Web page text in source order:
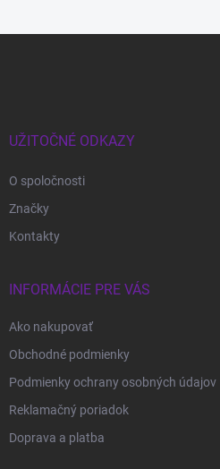
UŽITOČNÉ ODKAZY
O spoločnosti
Značky
Kontakty
INFORMÁCIE PRE VÁS
Ako nakupovať
Obchodné podmienky
Podmienky ochrany osobných údajov
Reklamačný poriadok
Doprava a platba